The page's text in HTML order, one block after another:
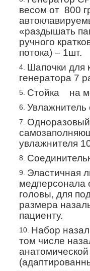
весом от 800
«раздышать
ручного
потока) – 1шт.
Шапочки для
генератора 7
Стойка на
Увлажнитель
Одноразовый
увлажнителя
Эластичная
медперсонала
головы, для
размера
пациенту.
Набор
том числе